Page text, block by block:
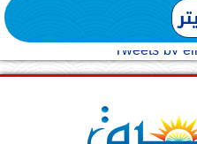
Tweets by